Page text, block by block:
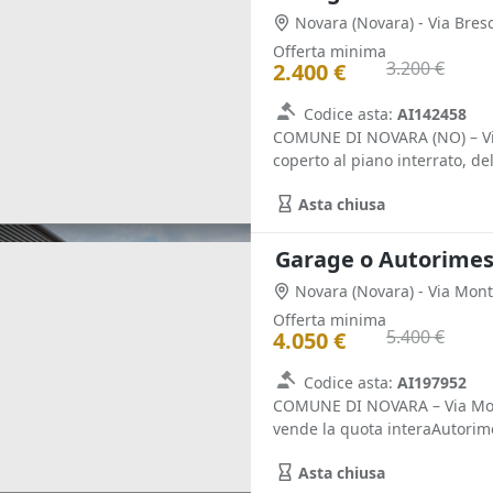
Novara (Novara) - Via
Offerta minima
2.400 € 3.200 €
Codice asta: AI142458
COMUNE DI NOVARA (NO)
coperto al piano interrato,
Asta chiusa
Garage o
Novara (Novara) - Via
Offerta minima
4.050 € 5.400 €
Codice asta: AI197952
COMUNE DI NOVARA – Via
vende la quota
Asta chiusa